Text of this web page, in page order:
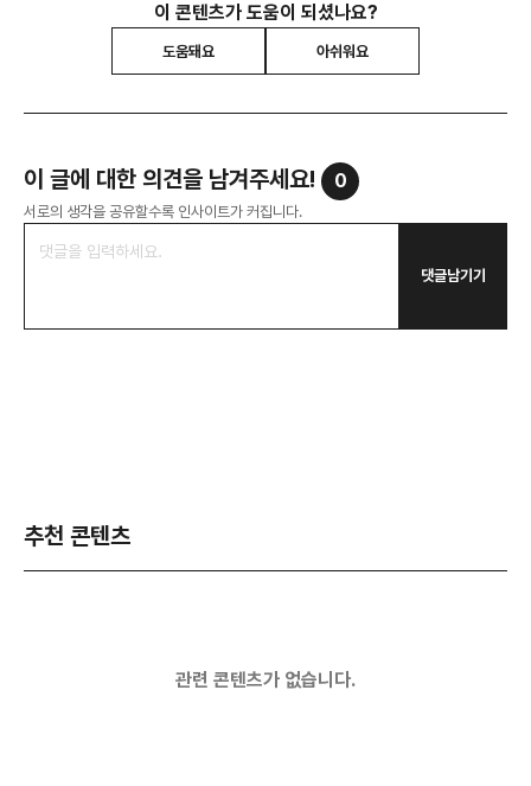
이 콘텐츠가 도움이 되셨나요?
도움돼요 아쉬워요
이 글에 대한 의견을 남겨주세요! 0
서로의 생각을 공유할수록 인사이트가 커집니다.
댓글남기기
추천 콘텐츠
관련 콘텐츠가 없습니다.